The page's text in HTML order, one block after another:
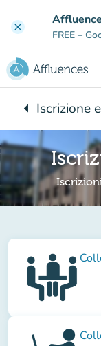
clear
FREE –
arrow_leftBack to:
Iscrizione